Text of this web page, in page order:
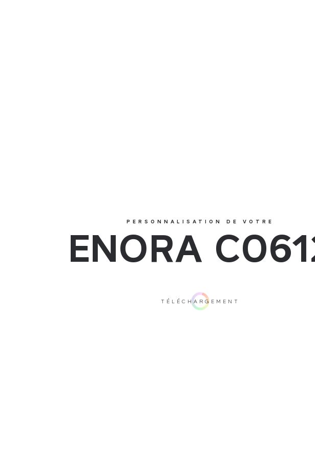
PERSONNALISATION DE VOTRE
ENORA
TÉLÉCHARGEMENT